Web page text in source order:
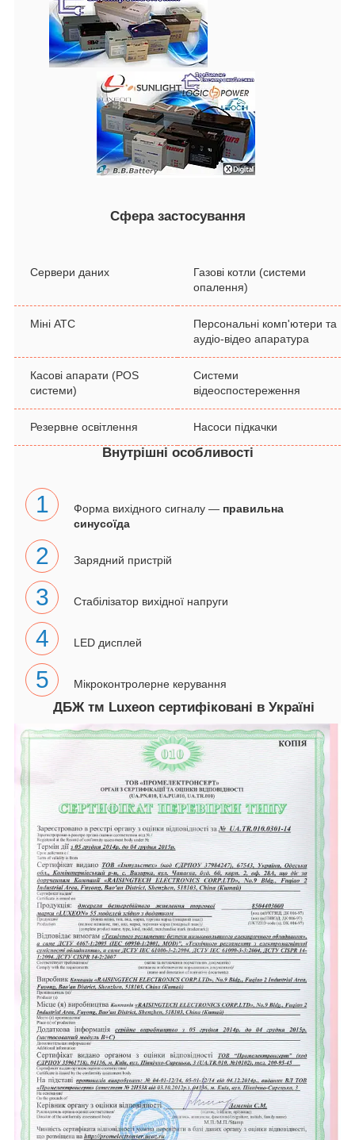
Сфера застосування
Сервери даних
Газові котли (системи
опалення)
Міні АТС
Персональні комп'ютери та
аудіо-відео апаратура
Касові апарати (POS
системи)
Системи
відеоспостереження
Резервне освітлення Насоси підкачки
Внутрішні особливості
1 Форма вихідного сигналу ― правильна
синусоїда
2 Зарядний пристрій
3 Стабілізатор вихідної напруги
4 LED дисплей
5 Мікроконтролерне керування
ДБЖ тм Luxeon сертифіковані в Україні